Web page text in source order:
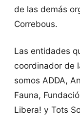
de las demás
Correbous.
Las entidades
coordinador de
somos ADDA,
Fauna,
Libera! y Tots